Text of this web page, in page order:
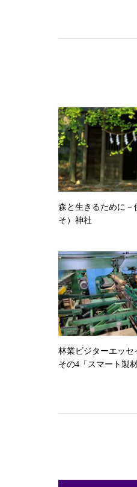
森と生きるために－
そ）神社
林業ビジターエッセ
その4「スマート製材